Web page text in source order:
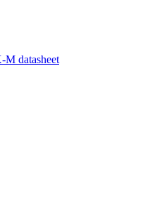
datasheet